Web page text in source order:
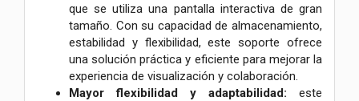
que se utiliza una pantalla interactiva de gran
tamaño. Con su capacidad de almacenamiento,
estabilidad y flexibilidad, este soporte ofrece
una solución práctica y eficiente para mejorar la
experiencia de visualización y colaboración.
Mayor flexibilidad y adaptabilidad: este